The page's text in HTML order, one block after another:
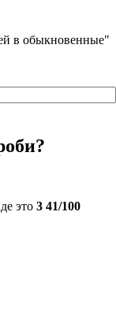
в обыкновенные"
это 3 41/100